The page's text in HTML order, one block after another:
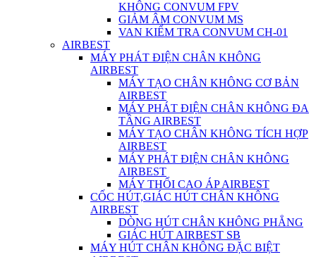
KHÔNG CONVUM FPV
GIẢM ÂM CONVUM MS
VAN KIỂM TRA CONVUM CH-01
AIRBEST
MÁY PHÁT ĐIỆN CHÂN KHÔNG
AIRBEST
MÁY TẠO CHÂN KHÔNG CƠ BẢN
AIRBEST
MÁY PHÁT ĐIỆN CHÂN KHÔNG ĐA
TẦNG AIRBEST
MÁY TẠO CHÂN KHÔNG TÍCH HỢP
AIRBEST
MÁY PHÁT ĐIỆN CHÂN KHÔNG
AIRBEST
MÁY THỔI CAO ÁP AIRBEST
CỐC HÚT,GIÁC HÚT CHÂN KHÔNG
AIRBEST
DÒNG HÚT CHÂN KHÔNG PHẲNG
GIÁC HÚT AIRBEST SB
MÁY HÚT CHÂN KHÔNG ĐẶC BIỆT